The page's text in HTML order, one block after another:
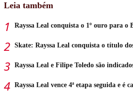
Leia também
Rayssa Leal conquista o 1º ouro para
Skate: Rayssa Leal conquista o título
Rayssa Leal e Filipe Toledo são
Rayssa Leal vence 4ª etapa seguida e é